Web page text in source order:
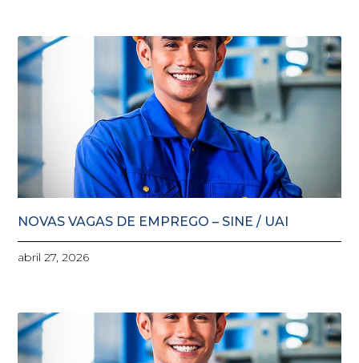
NOVAS VAGAS DE EMPREGO – SINE / UAI
abril 27, 2026